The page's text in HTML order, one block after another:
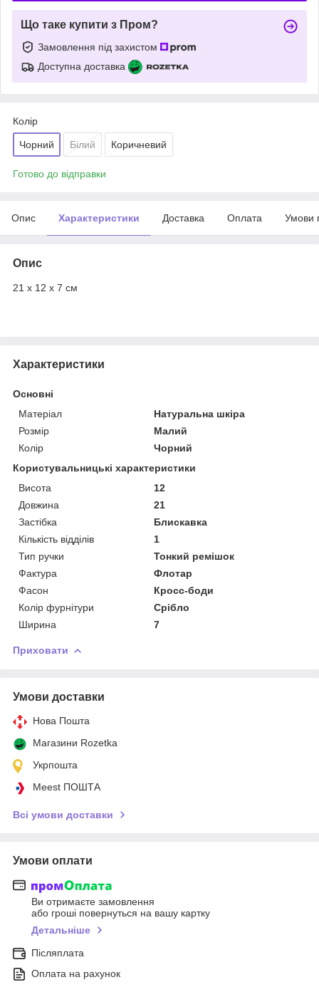
Що таке купити з Пром?
Замовлення під захистом
Доступна доставка
Колір
Чорний Білий Коричневий
Готово до відправки
Опис Характеристики Доставка Оплата Умови
Опис
21 х 12 х 7 см
Характеристики
Основні
Матеріал
Натуральна шкіра
Розмір
Малий
Колір
Чорний
Користувальницькі характеристики
Висота
12
Довжина
21
Застібка
Блискавка
Кількість відділів
1
Тип ручки
Тонкий ремішок
Фактура
Флотар
Фасон
Кросс-боди
Колір фурнітури
Срібло
Ширина
7
Приховати
Умови доставки
Нова Пошта
Магазини Rozetka
Укрпошта
Meest ПОШТА
Всі умови доставки
Умови оплати
Ви отримаєте замовлення
або гроші повернуться на вашу картку
Детальніше
Післяплата
Оплата на рахунок